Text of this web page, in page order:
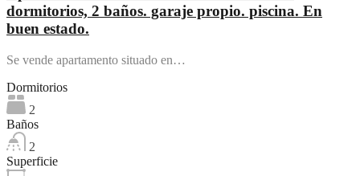
dormitorios, 2 baños. garaje propio. piscina. En
buen estado.
Se vende apartamento situado en…
Dormitorios
2
Baños
2
Superficie